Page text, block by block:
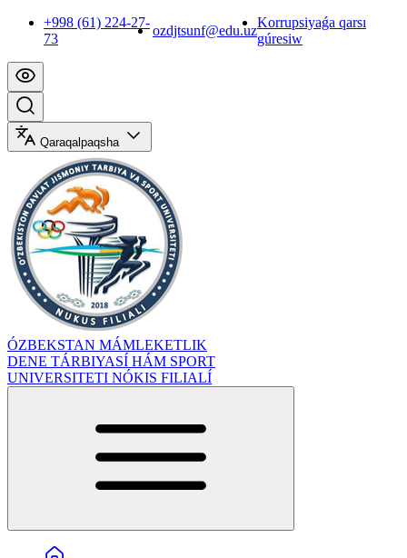
+998 (61) 224-27-
73
ozdjtsunf@edu.uz
Korrupsiyaǵa qarsı
gúresiw
Qaraqalpaqsha
ÓZBEKSTAN MÁMLEKETLIK
DENE TÁRBIYASÍ HÁM SPORT
UNIVERSITETI NÓKIS FILIALÍ